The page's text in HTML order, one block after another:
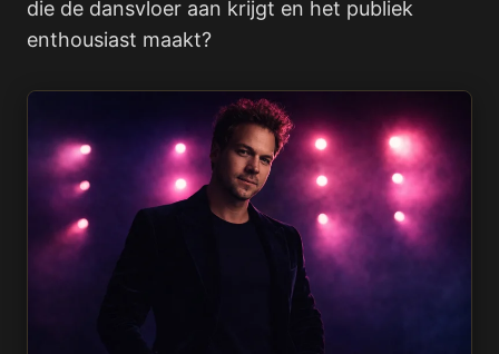
die de dansvloer aan krijgt en het publiek
enthousiast maakt?